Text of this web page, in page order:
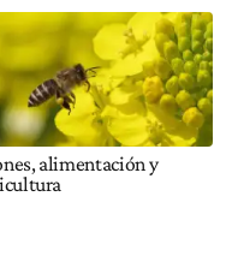
alimentación y